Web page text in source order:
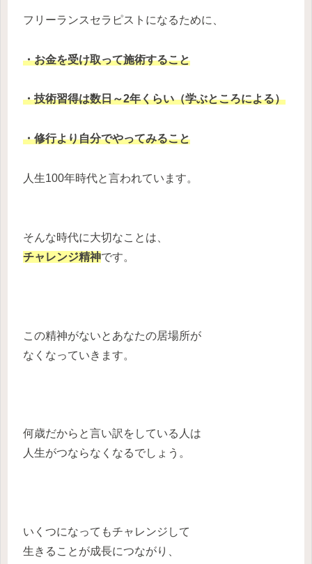
フリーランスセラピストになるために、
・お金を受け取って施術すること
・技術習得は数日～2年くらい（学ぶところによる）
・修行より自分でやってみること
人生100年時代と言われています。
そんな時代に大切なことは、
チャレンジ精神です。
この精神がないとあなたの居場所が
なくなっていきます。
何歳だからと言い訳をしている人は
人生がつならなくなるでしょう。
いくつになってもチャレンジして
生きることが成長につながり、